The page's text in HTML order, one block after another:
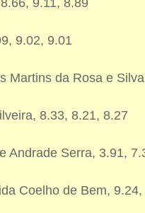
9.11, 8.89
9.02, 9.01
Martins da Rosa e
8.33, 8.21, 8.27
Andrade Serra, 3.91,
Coelho de Bem,